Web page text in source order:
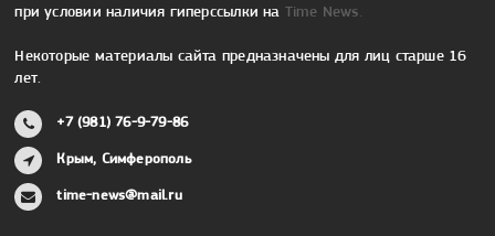
при условии наличия гиперссылки на Time News.
Некоторые материалы сайта предназначены для лиц старше 16
лет.
+7 (981) 76-9-79-86
Крым, Симферополь
time-news@mail.ru